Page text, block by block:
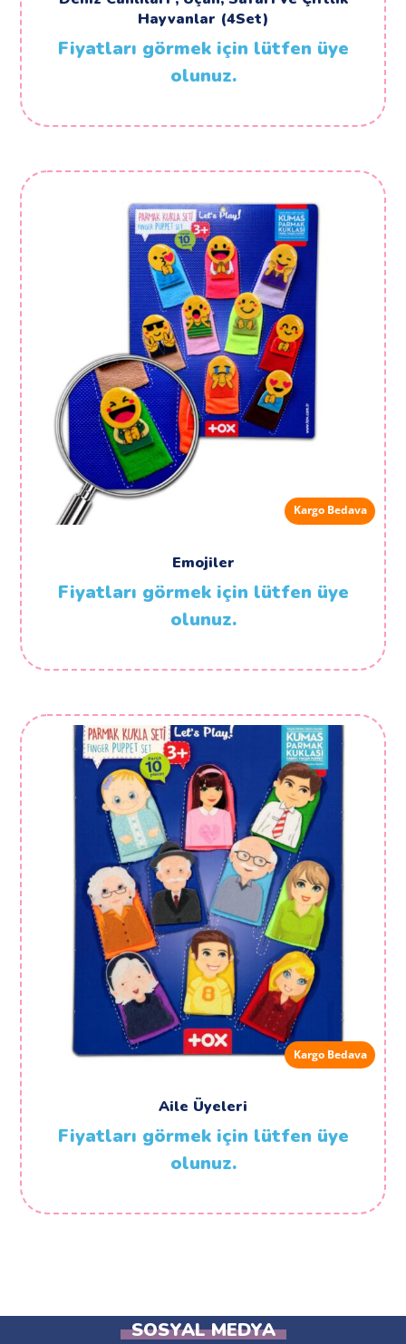
Hayvanlar (4Set)
Fiyatları görmek için lütfen üye
olunuz.
Kargo Bedava
Emojiler
Fiyatları görmek için lütfen üye
olunuz.
Kargo Bedava
Aile Üyeleri
Fiyatları görmek için lütfen üye
olunuz.
SOSYAL MEDYA